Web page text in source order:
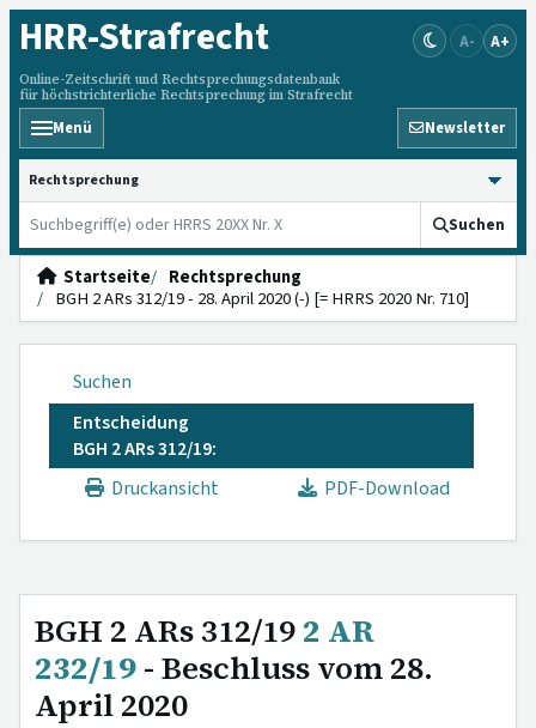
HRR-Strafrecht
Online-Zeitschrift und Rechtsprechungsdatenbank
für höchstrichterliche Rechtsprechung im Strafrecht
A- A+
Menü Newsletter
HRRS durchsuchen
Suchen
Startseite
Rechtsprechung
BGH 2 ARs 312/19 - 28. April 2020 (-) [= HRRS 2020 Nr. 710]
Suchen
Entscheidung
BGH 2 ARs 312/19:
Druckansicht
PDF-Download
BGH 2 ARs 312/192 AR
232/19- Beschluss vom 28.
April 2020